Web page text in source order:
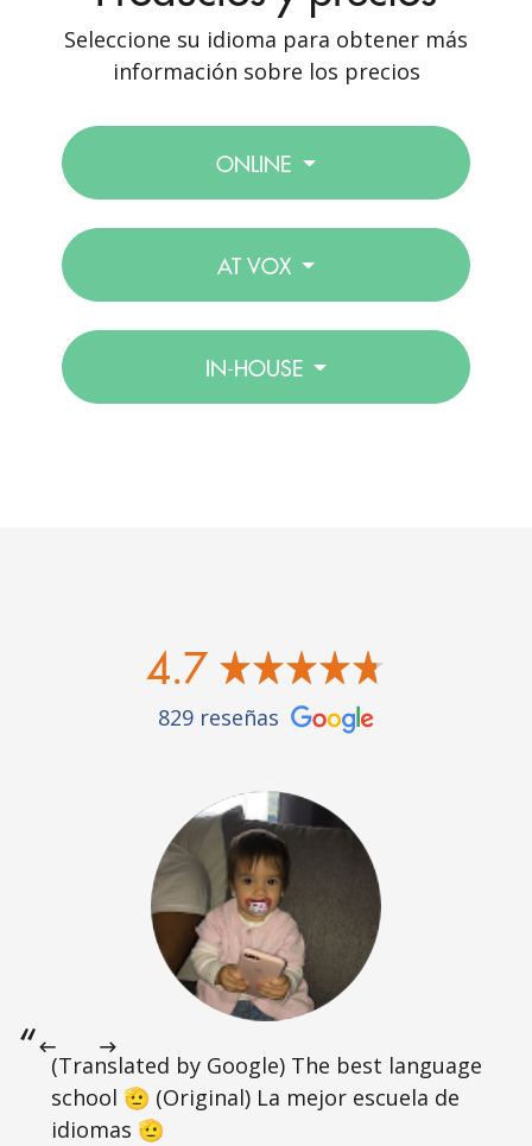
Seleccione su idioma para obtener más
información sobre los precios
ONLINE
AT VOX
IN-HOUSE
4.7
829 reseñas
(Translated by Google) The best language
school 🫡 (Original) La mejor escuela de
idiomas 🫡